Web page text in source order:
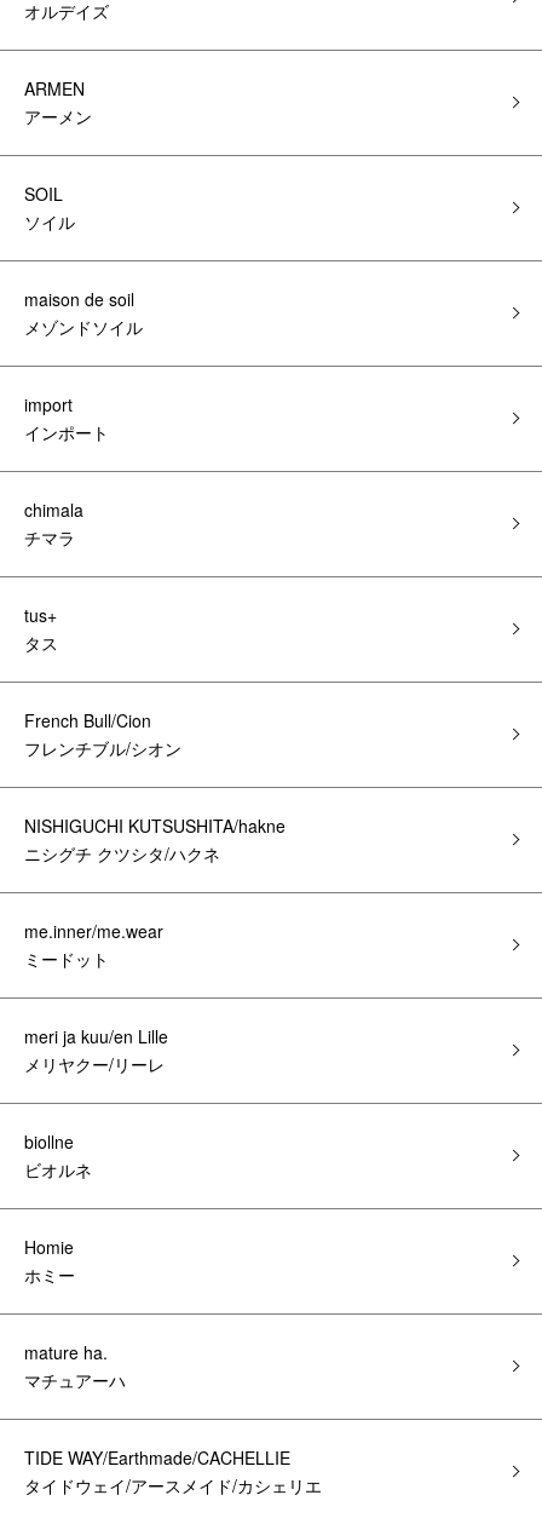
オルデイズ
ARMEN
アーメン
SOIL
ソイル
maison de soil
メゾンドソイル
import
インポート
chimala
チマラ
tus+
タス
French Bull/Cion
フレンチブル/シオン
NISHIGUCHI KUTSUSHITA/hakne
ニシグチ クツシタ/ハクネ
me.inner/me.wear
ミードット
meri ja kuu/en Lille
メリヤクー/リーレ
biollne
ビオルネ
Homie
ホミー
mature ha.
マチュアーハ
TIDE WAY/Earthmade/CACHELLIE
タイドウェイ/アースメイド/カシェリエ